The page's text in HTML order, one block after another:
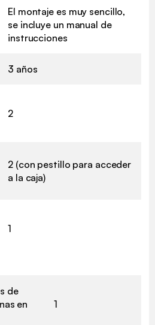
El montaje es muy sencillo,
se incluye un manual de
instrucciones
3 años
2
2 (con pestillo para acceder
a la caja)
1
de
en
1